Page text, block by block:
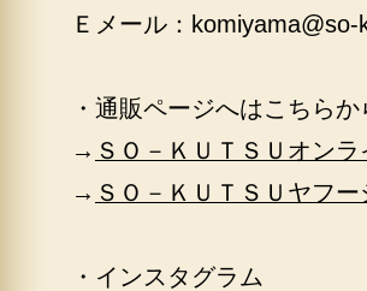
Ｅメール： komiyama@so-
・通販ページへはこちら
→ ＳＯ－ＫＵＴＳＵオン
→ ＳＯ－ＫＵＴＳＵヤフ
・インスタグラム